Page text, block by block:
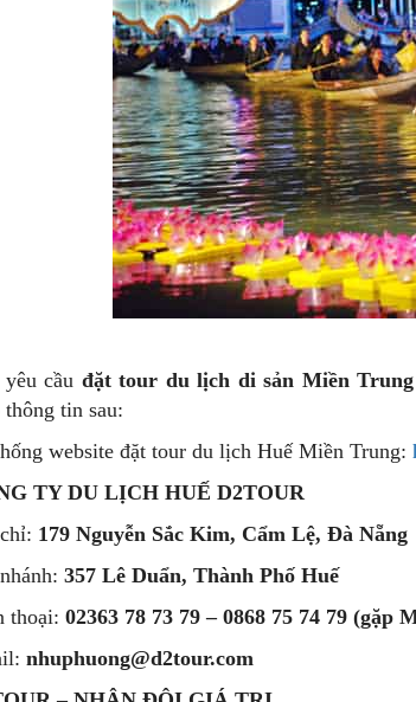
cầu đặt tour du lịch di sản Miền
thông tin sau:
website đặt tour du lịch Huế Miền Trung:
TY DU LỊCH HUẾ D2TOUR
179 Nguyễn Sắc Kim, Cẩm Lệ, Đà Nẵng
357 Lê Duẩn, Thành Phố Huế
thoại: 02363 78 73 79 – 0868 75 74 79 (gặp
nhuphuong@d2tour.com